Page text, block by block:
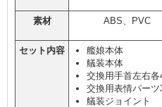
素材 ABS、PVC
セット内容
艦娘本体
艤装本体
交換用手首左右各
交換用表情パーツ
艤装ジョイント